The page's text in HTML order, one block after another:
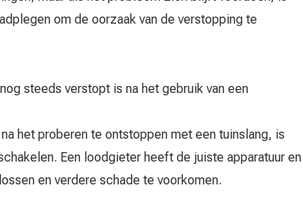
om de oorzaak van de verstopping te
steeds verstopt is na het gebruik van een
het proberen te ontstoppen met een tuinslang, is
Een loodgieter heeft de juiste apparatuur en
en verdere schade te voorkomen.